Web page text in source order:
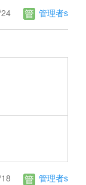
管理者s
管理者s